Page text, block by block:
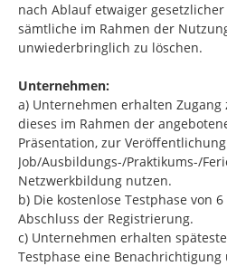
nach Ablauf etwaiger
sämtliche im Rahmen der
unwiederbringlich zu löschen.
Unternehmen:
a) Unternehmen erhalten
dieses im Rahmen der
Präsentation, zur
Job/Ausbildungs-/Praktikums-/
Netzwerkbildung nutzen.
b) Die kostenlose Testphase von
Abschluss der Registrierung.
c) Unternehmen erhalten
Testphase eine